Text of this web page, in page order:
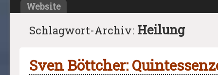
Website
Schlagwort-Archiv: Heilung
Sven Böttcher: